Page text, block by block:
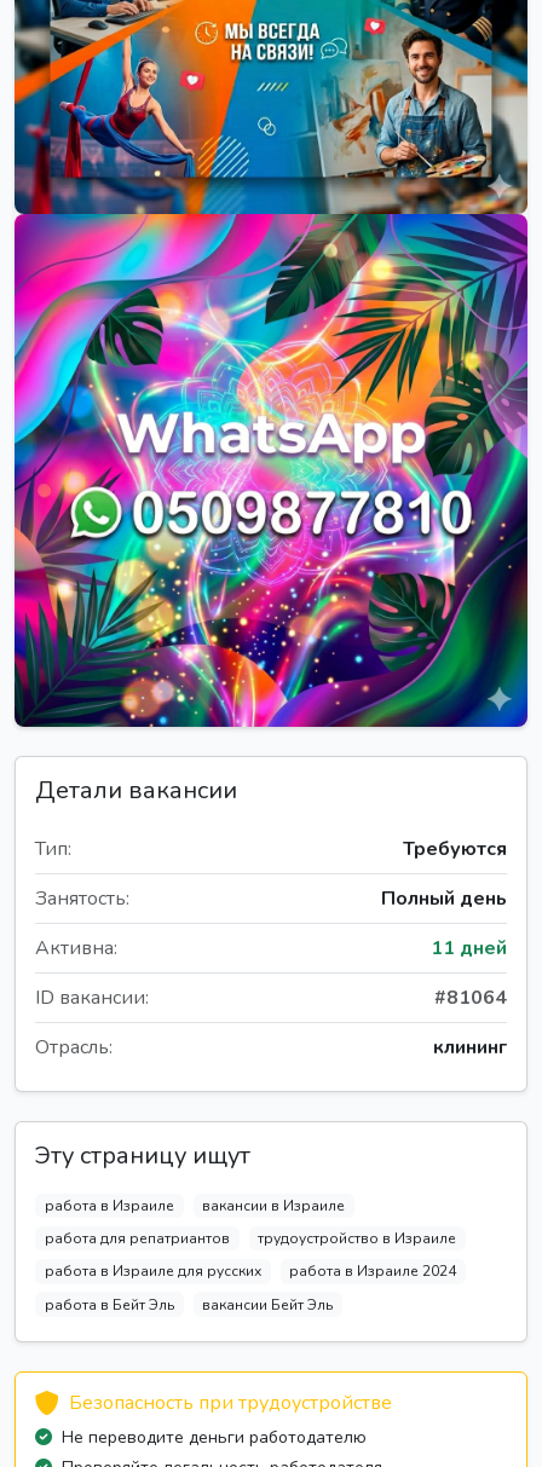
Детали вакансии
Тип:
Требуются
Занятость:
Полный день
Активна:
11 дней
ID вакансии:
#81064
Отрасль:
клининг
Эту страницу ищут
работа в Израиле
вакансии в Израиле
работа для репатриантов
трудоустройство в Израиле
работа в Израиле для русских
работа в Израиле 2024
работа в Бейт Эль
вакансии Бейт Эль
Безопасность при трудоустройстве
Не переводите деньги работодателю